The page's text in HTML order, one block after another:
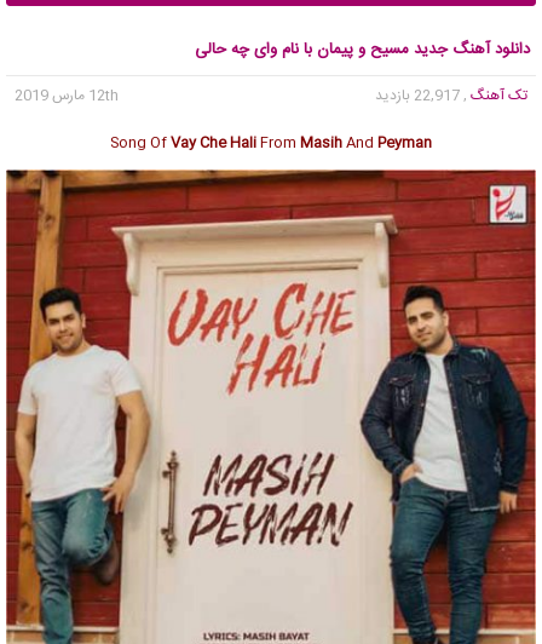
دانلود آهنگ جدید مسیح و پیمان با نام وای چه حالی
تک آهنگ , 22,917 بازدید
12th مارس 2019
Song OfVay Che HaliFrom MasihAnd Peyman